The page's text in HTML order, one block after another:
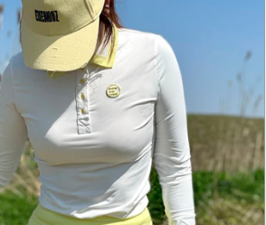
홈으로가기
이전페이지
관련상품..
상품문의하기
전체상품후기
신상품보기
회원가입